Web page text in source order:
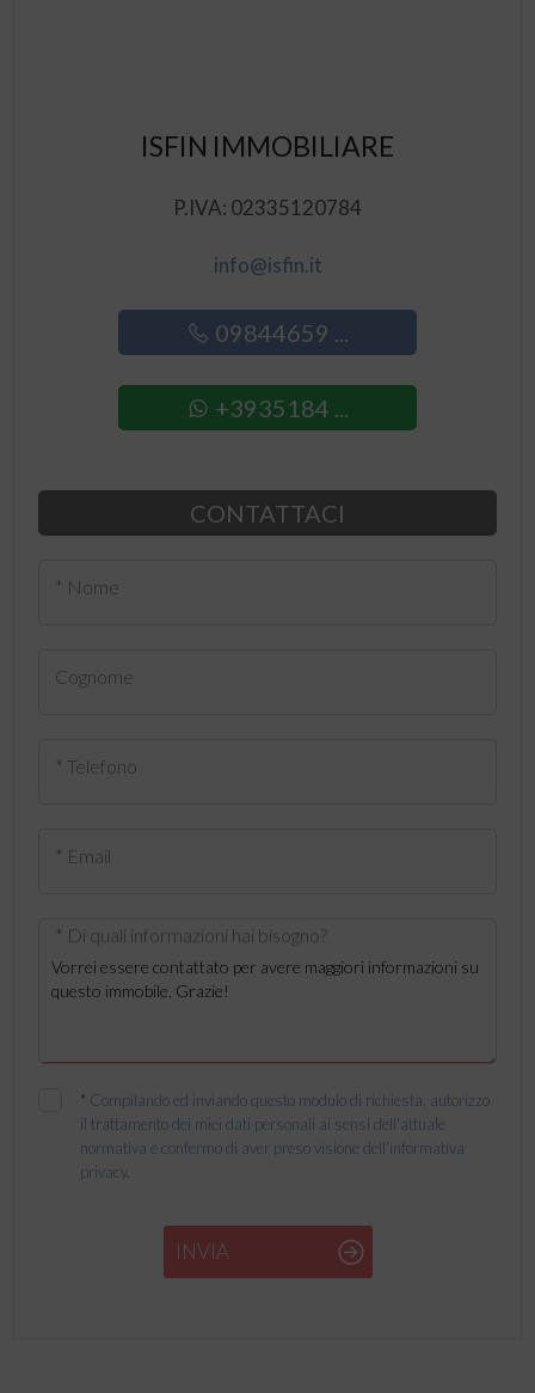
ISFIN IMMOBILIARE
P.IVA: 02335120784
info@isfin.it
09844659 ...
+3935184 ...
CONTATTACI
* Nome
Cognome
* Telefono
* Email
* Di quali informazioni hai bisogno?
* Compilando ed inviando questo modulo di richiesta, autorizzo
il trattamento dei miei dati personali ai sensi dell'attuale
normativa e confermo di aver preso visione dell'informativa
privacy.
INVIA